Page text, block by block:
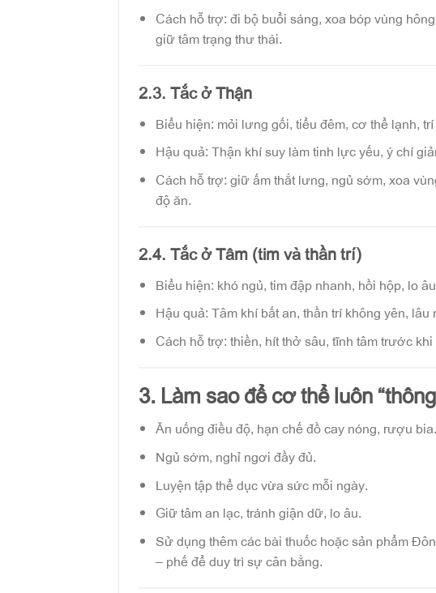
Cách hỗ trợ: đi bộ buổi sáng, xoa bóp vùng
giữ tâm trạng thư thái.
2.3. Tắc ở Thận
Biểu hiện: mỏi lưng gối, tiểu đêm, cơ thể lạnh,
Hậu quả: Thận khí suy làm tinh lực yếu, ý chí
Cách hỗ trợ: giữ ấm thắt lưng, ngủ sớm, xoa
độ ăn.
2.4. Tắc ở Tâm (tim và thần trí)
Biểu hiện: khó ngủ, tim đập nhanh, hồi hộp, lo
Hậu quả: Tâm khí bất an, thần trí không yên,
Cách hỗ trợ: thiền, hít thở sâu, tĩnh tâm trước
3. Làm sao để cơ thể luôn
Ăn uống điều độ, hạn chế đồ cay nóng, rượu bia.
Ngủ sớm, nghỉ ngơi đầy đủ.
Luyện tập thể dục vừa sức mỗi ngày.
Giữ tâm an lạc, tránh giận dữ, lo âu.
Sử dụng thêm các bài thuốc hoặc sản phẩm
– phế để duy trì sự cân bằng.